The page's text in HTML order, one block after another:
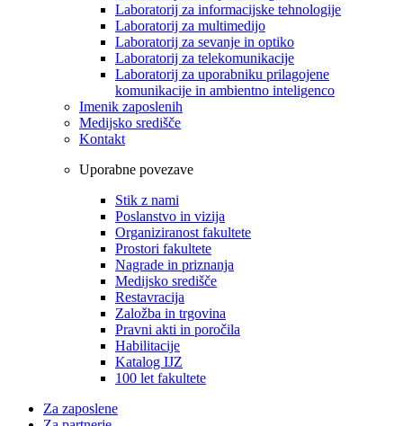
Laboratorij za informacijske tehnologije
Laboratorij za multimedijo
Laboratorij za sevanje in optiko
Laboratorij za telekomunikacije
Laboratorij za uporabniku prilagojene
komunikacije in ambientno inteligenco
Imenik zaposlenih
Medijsko središče
Kontakt
Uporabne povezave
Stik z nami
Poslanstvo in vizija
Organiziranost fakultete
Prostori fakultete
Nagrade in priznanja
Medijsko središče
Restavracija
Založba in trgovina
Pravni akti in poročila
Habilitacije
Katalog IJZ
100 let fakultete
Za zaposlene